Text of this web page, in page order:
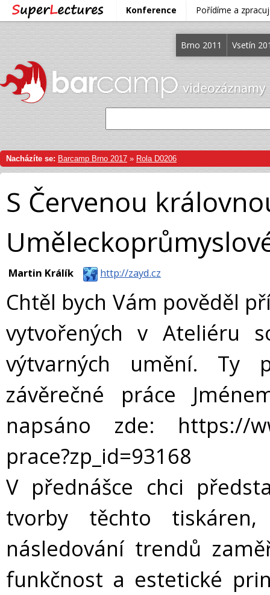
Konference Pořídíme a
Brno 2011 Vsetín
Nacházíte se: Barcamp Brno 2017 » Rola D0206
S Červenou
Martin Králík http://zayd.cz
Chtěl bych Vám pověděl
vytvořených v Ateliéru
výtvarných umění. Ty
závěrečné práce
napsáno zde: https://
prace?zp_id=93168
V přednášce chci
tvorby těchto
následování trendů
funkčnost a estetické